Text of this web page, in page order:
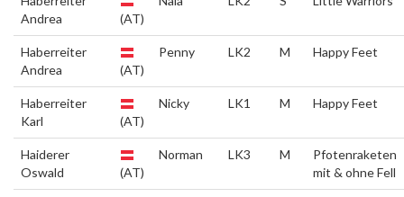
Andrea
(AT)
Haberreiter
Andrea
(AT)
Penny LK2 M Happy Feet
Haberreiter
Karl
(AT)
Nicky LK1 M Happy Feet
Haiderer
Oswald
(AT)
Norman LK3 M
Pfotenraketen
mit & ohne Fell